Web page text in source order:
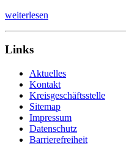
weiterlesen
Links
Aktuelles
Kontakt
Kreisgeschäftsstelle
Sitemap
Impressum
Datenschutz
Barrierefreiheit